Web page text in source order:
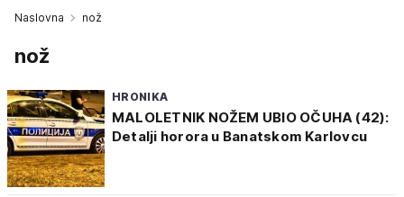
Naslovna nož
nož
HRONIKA
MALOLETNIK NOŽEM UBIO OČUHA (42):
Detalji horora u Banatskom Karlovcu